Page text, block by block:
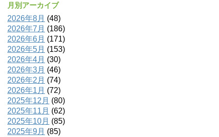
月別アーカイブ
2026年8月 (48)
2026年7月 (186)
2026年6月 (171)
2026年5月 (153)
2026年4月 (30)
2026年3月 (46)
2026年2月 (74)
2026年1月 (72)
2025年12月 (80)
2025年11月 (62)
2025年10月 (85)
2025年9月 (85)